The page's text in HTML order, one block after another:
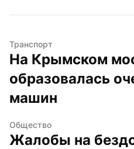
Транспорт
На Крымском
образовалась
машин
Общество
Жалобы на